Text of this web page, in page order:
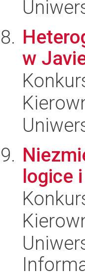
w
logice